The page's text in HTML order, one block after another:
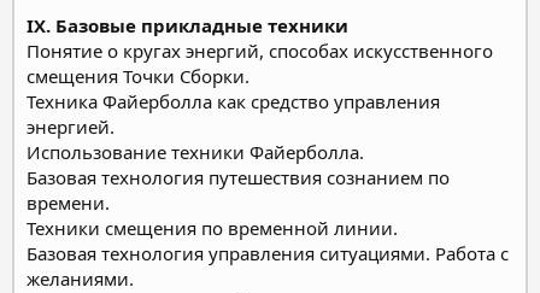
IX. Базовые прикладные техники
Понятие о кругах энергий, способах искусственного
смещения Точки Сборки.
Техника Файерболла как средство управления
энергией.
Использование техники Файерболла.
Базовая технология путешествия сознанием по
времени.
Техники смещения по временной линии.
Базовая технология управления ситуациями. Работа с
желаниями.